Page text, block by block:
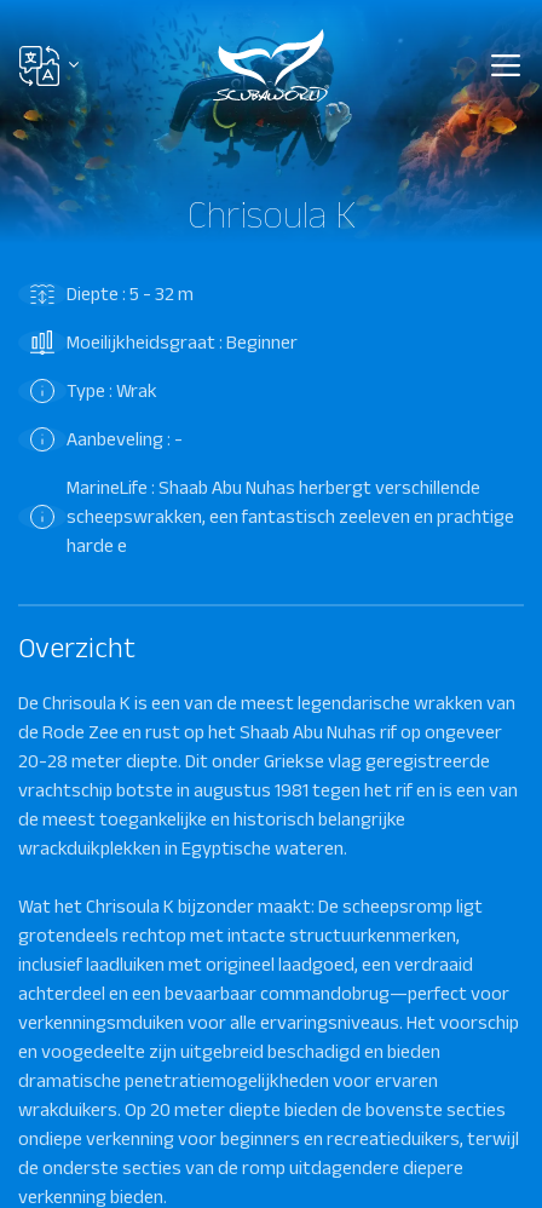
Chrisoula K
Diepte : 5 - 32 m
Moeilijkheidsgraat : Beginner
Type : Wrak
Aanbeveling : -
MarineLife : Shaab Abu Nuhas herbergt verschillende
scheepswrakken, een fantastisch zeeleven en prachtige
harde e
Overzicht
De Chrisoula K is een van de meest legendarische wrakken van
de Rode Zee en rust op het Shaab Abu Nuhas rif op ongeveer
20-28 meter diepte. Dit onder Griekse vlag geregistreerde
vrachtschip botste in augustus 1981 tegen het rif en is een van
de meest toegankelijke en historisch belangrijke
wrackduikplekken in Egyptische wateren.
Wat het Chrisoula K bijzonder maakt: De scheepsromp ligt
grotendeels rechtop met intacte structuurkenmerken,
inclusief laadluiken met origineel laadgoed, een verdraaid
achterdeel en een bevaarbaar commandobrug—perfect voor
verkenningsmduiken voor alle ervaringsniveaus. Het voorschip
en voogedeelte zijn uitgebreid beschadigd en bieden
dramatische penetratiemogelijkheden voor ervaren
wrakduikers. Op 20 meter diepte bieden de bovenste secties
ondiepe verkenning voor beginners en recreatieduikers, terwijl
de onderste secties van de romp uitdagendere diepere
verkenning bieden.